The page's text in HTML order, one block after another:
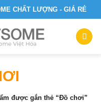
CHẤT LƯỢNG - GIÁ RẺ
được gắn thẻ “Đồ chơi”